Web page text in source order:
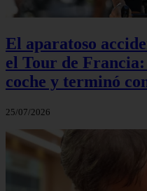
El aparatoso
el Tour de
coche y terminó
25/07/2026